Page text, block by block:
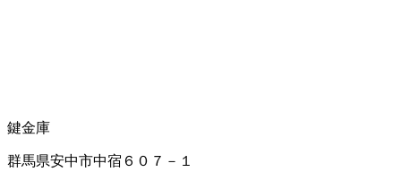
鍵金庫
群馬県安中市中宿６０７－１